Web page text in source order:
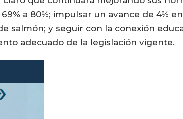
a 80%; impulsar un avance de 4%
salmón; y seguir con la conexión
adecuado de la legislación vigente.